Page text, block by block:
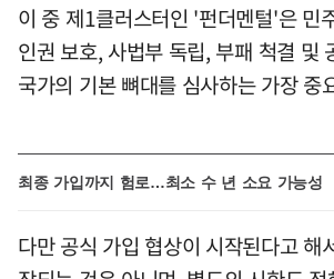
이 중 제1클러스터인 '펀더멘털'은 민
인권 보호, 사법부 독립, 부패 척결 및
국가의 기본 뼈대를 심사하는 가장 중
최종 가입까지 험로…최소 수 년 소요 가능성
다만 공식 가입 협상이 시작된다고 해